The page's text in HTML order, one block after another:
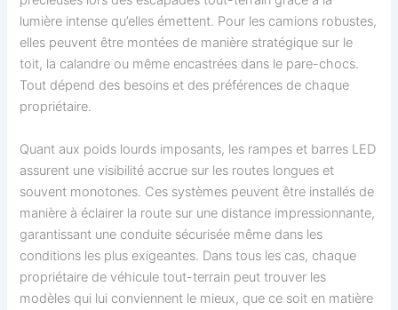
lumière intense qu’elles émettent. Pour les camions robustes,
elles peuvent être montées de manière stratégique sur le
toit, la calandre ou même encastrées dans le pare-chocs.
Tout dépend des besoins et des préférences de chaque
propriétaire.
Quant aux poids lourds imposants, les rampes et barres LED
assurent une visibilité accrue sur les routes longues et
souvent monotones. Ces systèmes peuvent être installés de
manière à éclairer la route sur une distance impressionnante,
garantissant une conduite sécurisée même dans les
conditions les plus exigeantes. Dans tous les cas, chaque
propriétaire de véhicule tout-terrain peut trouver les
modèles qui lui conviennent le mieux, que ce soit en matière